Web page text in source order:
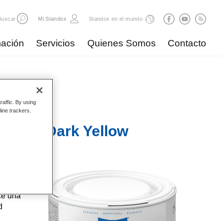
Mi Standox Standox en el mundo
Servicios Quienes Somos Contacto
377 Dark Yellow
una
By using
trackers.